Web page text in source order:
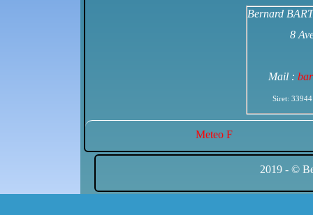
Bernard
8
Mail :
Siret:
Meteo F
2019 - ©